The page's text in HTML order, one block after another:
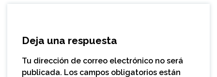
Deja una respuesta
Tu dirección de correo electrónico no será
publicada. Los campos obligatorios están